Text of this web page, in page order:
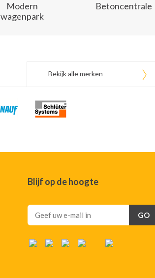
Modern
wagenpark
Betoncentrale
Bekijk alle merken
Blijf op de hoogte